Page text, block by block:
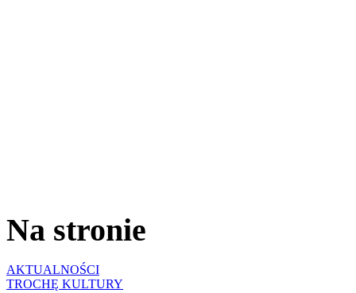
Na stronie
AKTUALNOŚCI
TROCHĘ KULTURY